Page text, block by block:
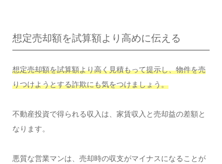
想定売却額を試算額より高めに伝える
想定売却額を試算額より高く見積もって提示し、物件を売
りつけようとする詐欺にも気をつけましょう。
不動産投資で得られる収入は、家賃収入と売却益の差額と
なります。
悪質な営業マンは、売却時の収支がマイナスになることが